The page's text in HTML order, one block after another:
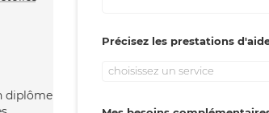
diplôme
Précisez les prestations
choisissez un service